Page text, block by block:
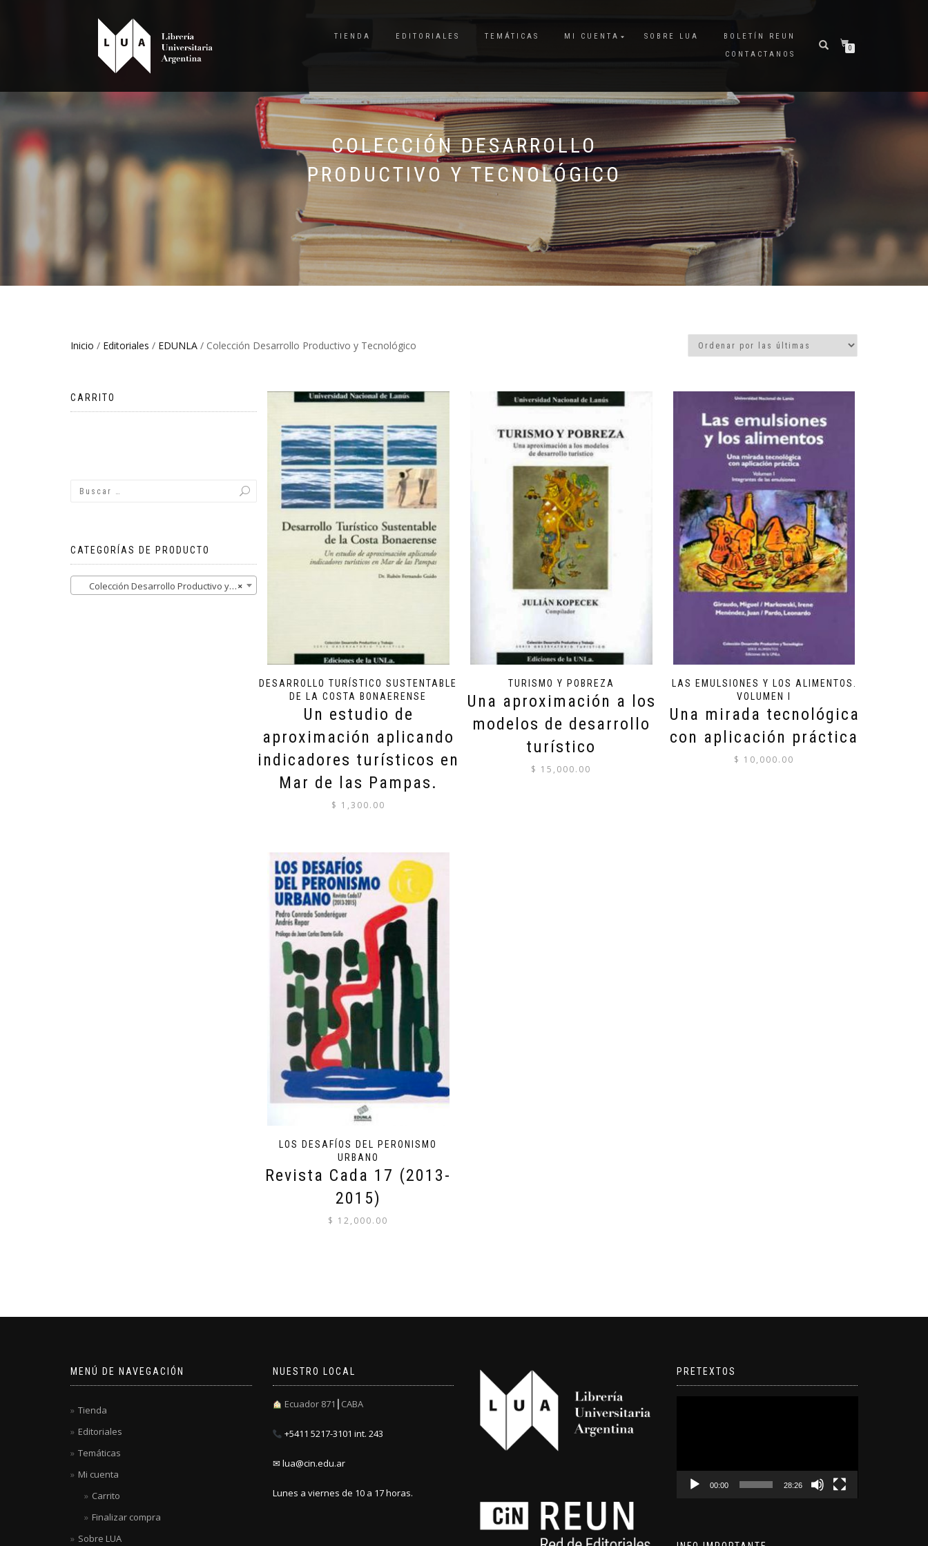
TIENDA EDITORIALES TEMÁTICAS MI CUENTA SOBRE LUA
BOLETÍN REUN
CONTACTANOS
0
COLECCIÓN DESARROLLO
PRODUCTIVO Y TECNOLÓGICO
Inicio / Editoriales / EDUNLA / Colección Desarrollo Productivo y Tecnológico
DESARROLLO TURÍSTICO SUSTENTABLE
DE LA COSTA BONAERENSE
Un estudio de
aproximación aplicando
indicadores turísticos en
Mar de las Pampas.
$ 1,300.00
TURISMO Y POBREZA
Una aproximación a los
modelos de desarrollo
turístico
$ 15,000.00
LAS EMULSIONES Y LOS ALIMENTOS.
VOLUMEN I
Una mirada tecnológica
con aplicación práctica
$ 10,000.00
LOS DESAFÍOS DEL PERONISMO
URBANO
Revista Cada 17 (2013-
2015)
$ 12,000.00
CARRITO
CATEGORÍAS DE PRODUCTO
×
Colección Desarrollo Productivo y Tecnológico (4)
MENÚ DE NAVEGACIÓN
Tienda
Editoriales
Temáticas
Mi cuenta
Carrito
Finalizar compra
Sobre LUA
NUESTRO LOCAL
Ecuador 871┃CABA
+5411 5217-3101 int. 243
✉ lua@cin.edu.ar
Lunes a viernes de 10 a 17 horas.
PRETEXTOS
00:00 28:26